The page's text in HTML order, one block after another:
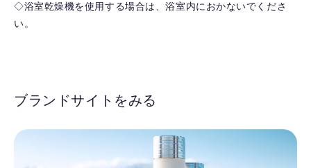
◇浴室乾燥機を使用する場合は、浴室内におかないでくださ
い。
ブランドサイトをみる